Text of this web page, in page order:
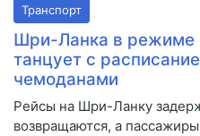
Транспорт
Шри-Ланка в режиме
танцует с
чемоданами
Рейсы на Шри-Ланку
возвращаются, а